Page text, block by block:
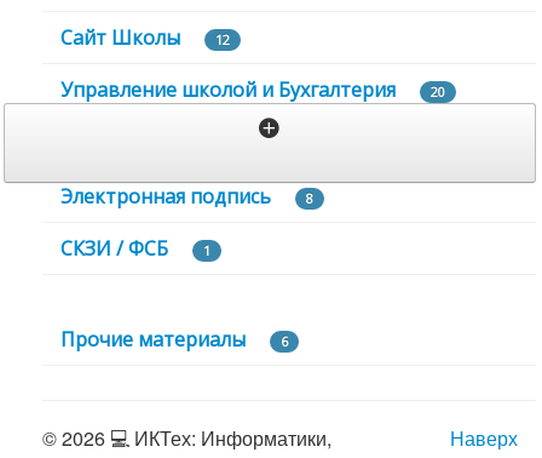
Сайт Школы 12
Управление школой и Бухгалтерия 20
2
Электронная подпись 8
СКЗИ / ФСБ 1
Прочие материалы 6
Наверх
© 2026 💻 ИКТех: Информатики,